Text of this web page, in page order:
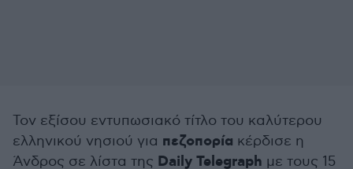
Τον εξίσου εντυπωσιακό τίτλο του καλύτερου
ελληνικού νησιού για πεζοπορία κέρδισε η
Άνδρος σε λίστα της Daily Telegraph με τους 15